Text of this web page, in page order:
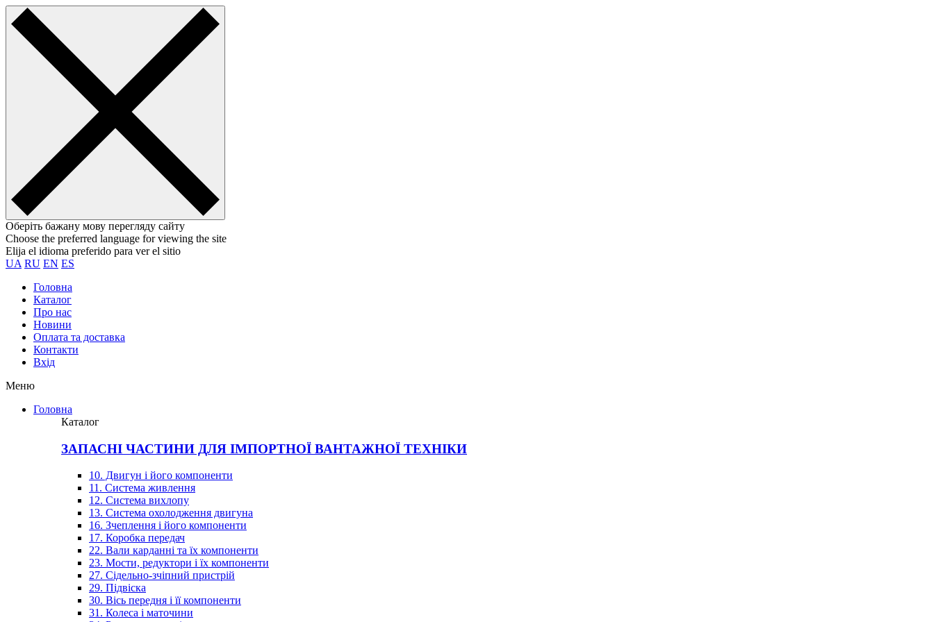
Оберіть бажану мову перегляду сайту
Choose the preferred language for viewing the site
Elija el idioma preferido para ver el sitio
UA RU EN ES
Головна
Каталог
Про нас
Новини
Оплата та доставка
Контакти
Вхiд
Меню
Головна
Каталог
ЗАПАСНІ ЧАСТИНИ ДЛЯ ІМПОРТНОЇ ВАНТАЖНОЇ ТЕХНІКИ
10. Двигун і його компоненти
11. Система живлення
12. Система вихлопу
13. Система охолодження двигуна
16. Зчеплення і його компоненти
17. Коробка передач
22. Вали карданні та їх компоненти
23. Мости, редуктори і їх компоненти
27. Сідельно-зчіпний пристрій
29. Підвіска
30. Вісь передня і її компоненти
31. Колеса і маточини